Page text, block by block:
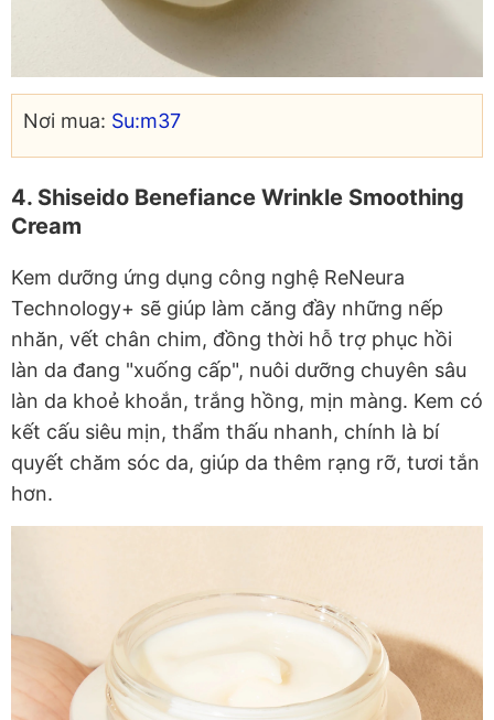
Nơi mua: Su:m37
4. Shiseido Benefiance Wrinkle Smoothing
Cream
Kem dưỡng ứng dụng công nghệ ReNeura
Technology+ sẽ giúp làm căng đầy những nếp
nhăn, vết chân chim, đồng thời hỗ trợ phục hồi
làn da đang "xuống cấp", nuôi dưỡng chuyên sâu
làn da khoẻ khoắn, trắng hồng, mịn màng. Kem có
kết cấu siêu mịn, thẩm thấu nhanh, chính là bí
quyết chăm sóc da, giúp da thêm rạng rỡ, tươi tắn
hơn.